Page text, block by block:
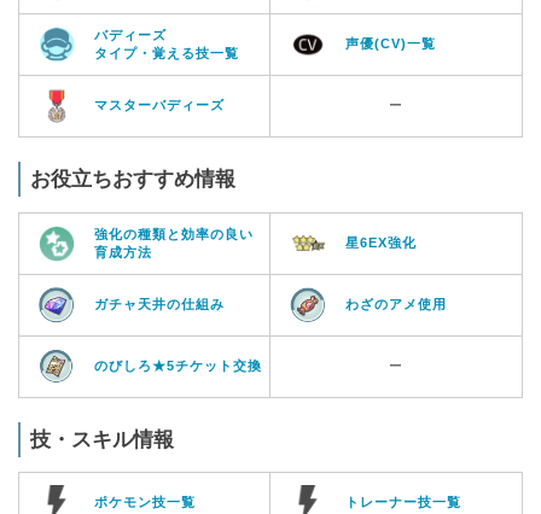
バディーズ
タイプ・覚える技一覧
声優(CV)一覧
マスターバディーズ ー
お役立ちおすすめ情報
強化の種類と効率の良い
育成方法
星6EX強化
ガチャ天井の仕組み わざのアメ使用
のびしろ★5チケット交換 ー
技・スキル情報
ポケモン技一覧 トレーナー技一覧